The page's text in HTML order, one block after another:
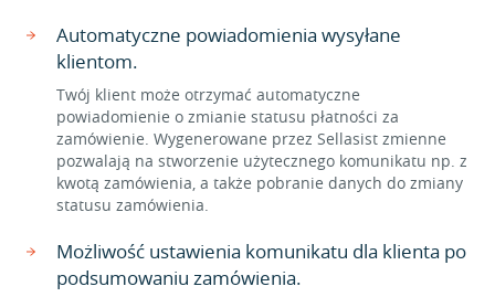
Automatyczne powiadomienia wysyłane
klientom.
Twój klient może otrzymać automatyczne
powiadomienie o zmianie statusu płatności za
zamówienie. Wygenerowane przez Sellasist zmienne
pozwalają na stworzenie użytecznego komunikatu np. z
kwotą zamówienia, a także pobranie danych do zmiany
statusu zamówienia.
Możliwość ustawienia komunikatu dla klienta po
podsumowaniu zamówienia.